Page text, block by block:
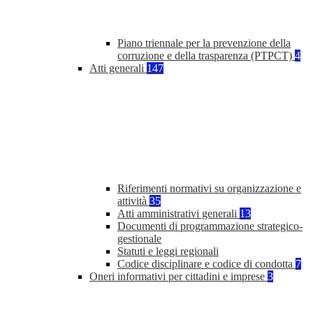
Piano triennale per la prevenzione della
corruzione e della trasparenza (PTPCT) 4
Atti generali 147
Riferimenti normativi su organizzazione e
attività 35
Atti amministrativi generali 13
Documenti di programmazione strategico-
gestionale
Statuti e leggi regionali
Codice disciplinare e codice di condotta 7
Oneri informativi per cittadini e imprese 3